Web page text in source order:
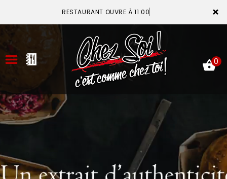
×
RESTAURANT OUVRE À 11:00
ACCUEIL
VOTRE COMPTE
0